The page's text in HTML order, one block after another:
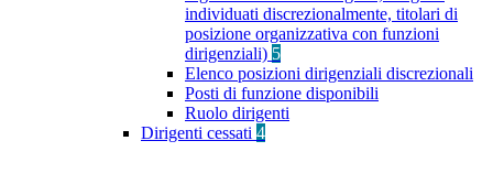
individuati discrezionalmente, titolari di
posizione organizzativa con funzioni
dirigenziali) 5
Elenco posizioni dirigenziali discrezionali
Posti di funzione disponibili
Ruolo dirigenti
Dirigenti cessati 4